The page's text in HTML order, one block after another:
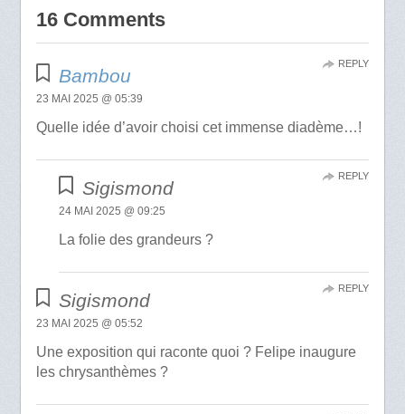
16 Comments
Bambou
23 MAI 2025 @ 05:39
Quelle idée d’avoir choisi cet immense diadème…!
REPLY
Sigismond
24 MAI 2025 @ 09:25
La folie des grandeurs ?
REPLY
Sigismond
23 MAI 2025 @ 05:52
Une exposition qui raconte quoi ? Felipe inaugure
les chrysanthèmes ?
REPLY